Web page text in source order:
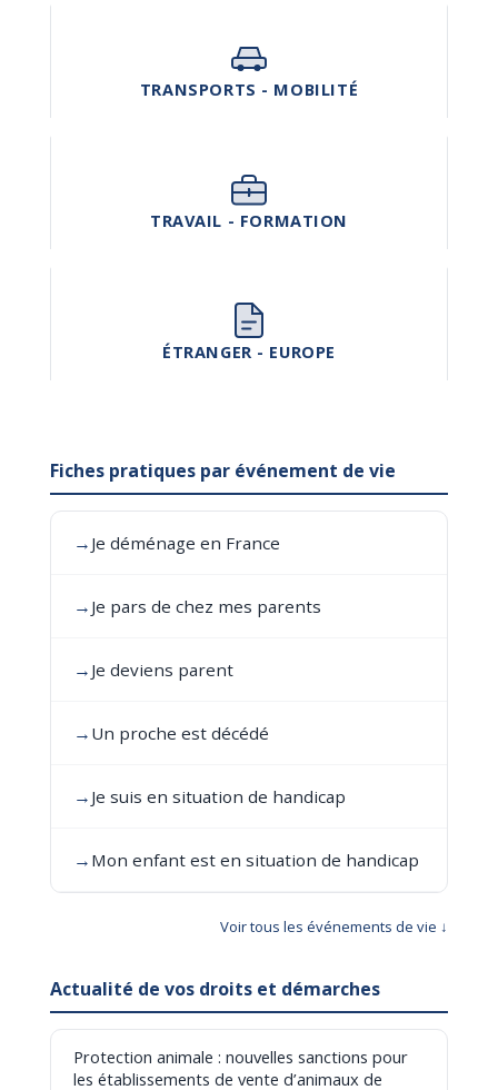
TRANSPORTS - MOBILITÉ
TRAVAIL - FORMATION
ÉTRANGER - EUROPE
Fiches pratiques par événement de vie
→ Je déménage en France
→ Je pars de chez mes parents
→ Je deviens parent
→ Un proche est décédé
→ Je suis en situation de handicap
→ Mon enfant est en situation de handicap
Voir tous les événements de vie ↓
Actualité de vos droits et démarches
Protection animale : nouvelles sanctions pour
les établissements de vente d’animaux de